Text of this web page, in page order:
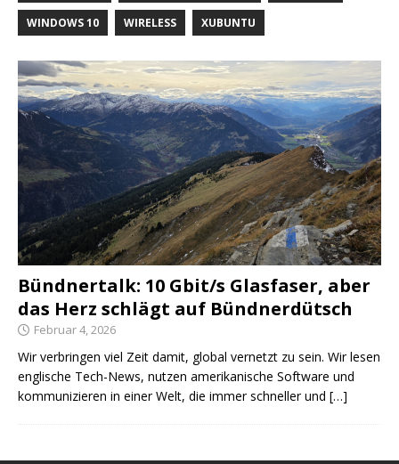
WINDOWS 10 WIRELESS XUBUNTU
Bündnertalk: 10 Gbit/s Glasfaser, aber
das Herz schlägt auf Bündnerdütsch
Februar 4, 2026
Wir verbringen viel Zeit damit, global vernetzt zu sein. Wir lesen
englische Tech-News, nutzen amerikanische Software und
kommunizieren in einer Welt, die immer schneller und […]